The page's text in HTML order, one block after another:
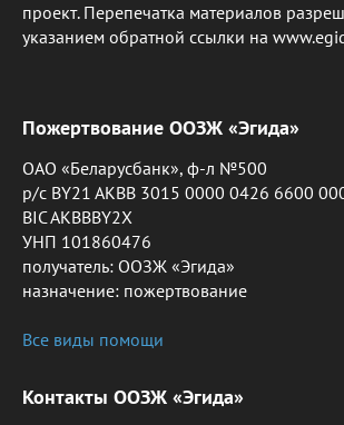
проект. Перепечатка материалов
указанием обратной ссылки на
Пожертвование ООЗЖ «Эгида»
ОАО «Беларусбанк», ф-л №500
р/с BY21 AKBB 3015 0000 0426 6600
BIC AKBBBY2X
УНП 101860476
получатель: ООЗЖ «Эгида»
назначение: пожертвование
Все виды помощи
Контакты ООЗЖ «Эгида»